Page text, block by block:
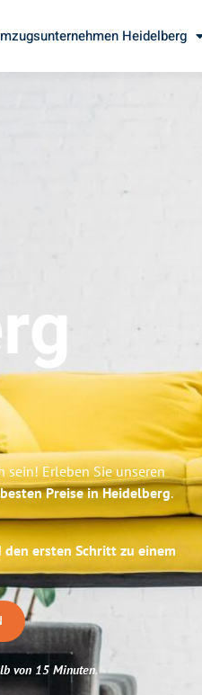
Heidelberg
sein! Erleben Sie unseren
besten Preise in Heidelberg.
ersten Schritt zu einem
von 15 Minuten.